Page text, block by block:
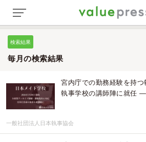
検索結果
毎月の検索結果
宮内庁での勤務経験を持
執事学校の講師陣に就任
一般社団法人日本執事協会